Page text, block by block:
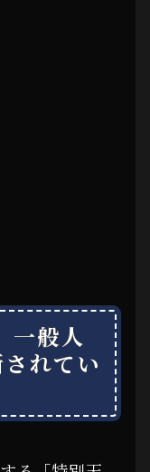
一般人
れてい